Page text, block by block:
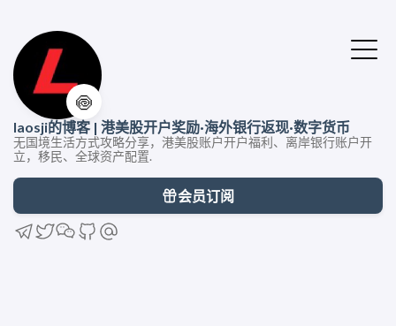
🍥
laosji的博客 | 港美股开户奖励·海外银行返现·数字货币
无国境生活方式攻略分享，港美股账户开户福利、离岸银行账户开
立，移民、全球资产配置.
会员订阅